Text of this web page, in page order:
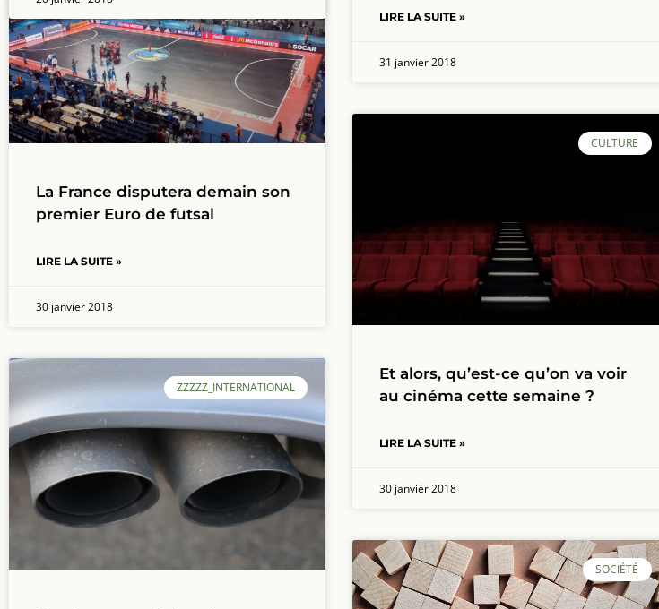
LIRE LA SUITE »
31 janvier 2018
La France disputera demain son
premier Euro de futsal
LIRE LA SUITE »
30 janvier 2018
CULTURE
Et alors, qu’est-ce qu’on va voir
au cinéma cette semaine ?
LIRE LA SUITE »
30 janvier 2018
ZZZZZ_INTERNATIONAL
SOCIÉTÉ